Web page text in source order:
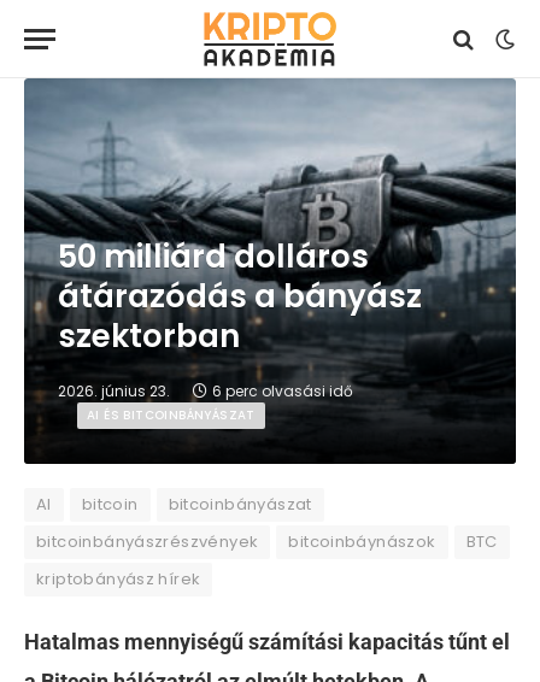
50 milliárd dolláros
átárazódás a bányász
szektorban
2026. június 23. 6 perc olvasási idő
AI ÉS BITCOINBÁNYÁSZAT
AI bitcoin
bitcoinbányászat
bitcoinbányászrészvények
bitcoinbáynászok
BTC
kriptobányász hírek
Hatalmas mennyiségű számítási kapacitás tűnt el